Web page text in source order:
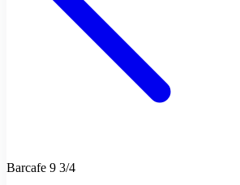
Barcafe 9 3/4